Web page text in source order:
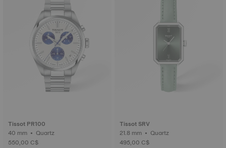
Tissot PR100
40 mm • Quartz
550,00 C$
Tissot SRV
21.8 mm • Quartz
495,00 C$